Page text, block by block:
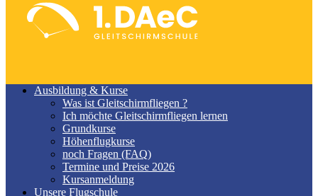
Ausbildung & Kurse
Was ist Gleitschirmfliegen ?
Ich möchte Gleitschirmfliegen lernen
Grundkurse
Höhenflugkurse
noch Fragen (FAQ)
Termine und Preise 2026
Kursanmeldung
Unsere Flugschule